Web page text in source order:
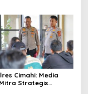
Cimahi: Media
Strategis